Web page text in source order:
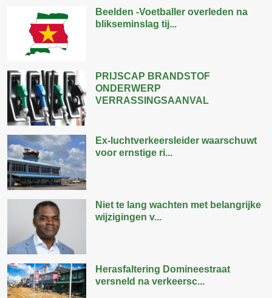
Beelden -Voetballer overleden na
blikseminslag tij...
PRIJSCAP BRANDSTOF
ONDERWERP
VERRASSINGSAANVAL
Ex-luchtverkeersleider waarschuwt
voor ernstige ri...
Niet te lang wachten met belangrijke
wijzigingen v...
Herasfaltering Domineestraat
versneld na verkeersc...